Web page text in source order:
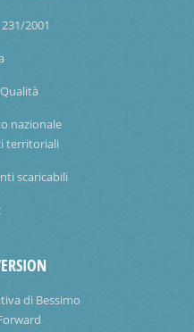
2001
nazionale
territoriali
scaricabili
di Bessimo